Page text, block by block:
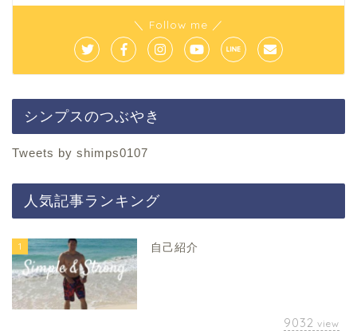
＼ Follow me ／
シンプスのつぶやき
Tweets by shimps0107
人気記事ランキング
1 自己紹介
9032 view